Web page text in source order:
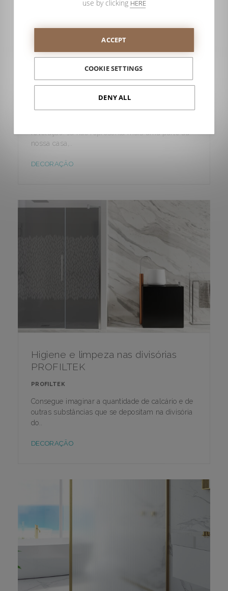
banho + base + espaço de
armazenamento
revolução. Já não representa mais uma parte da
nossa casa,..
DECORAÇÃO
Higiene e limpeza nas divisórias
PROFILTEK
PROFILTEK
Consegue imaginar a quantidade de calcário e de
outras substâncias que se depositam na divisória
do..
DECORAÇÃO
use by clicking HERE
ACCEPT
COOKIE SETTINGS
DENY ALL